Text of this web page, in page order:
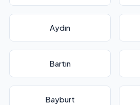
Aydın
Bartın
Bayburt